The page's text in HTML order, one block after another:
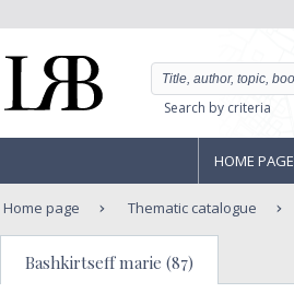
Search by criteria
HOME PAGE
Home page Thematic catalogue
Bashkirtseff marie (87)